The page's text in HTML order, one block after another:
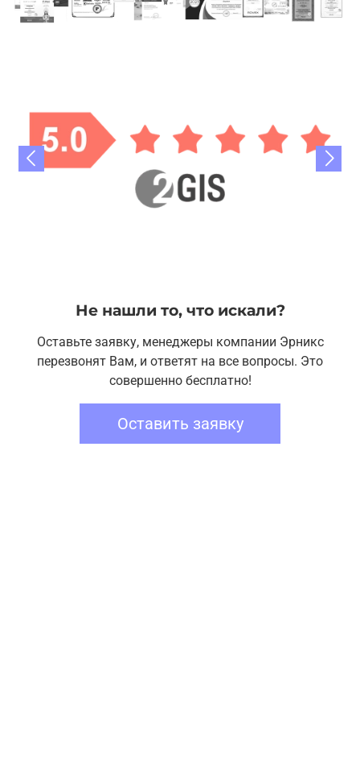
Не нашли то, что искали?
Оставьте заявку, менеджеры компании Эрникс
перезвонят Вам, и ответят на все вопросы. Это
совершенно бесплатно!
Оставить заявку